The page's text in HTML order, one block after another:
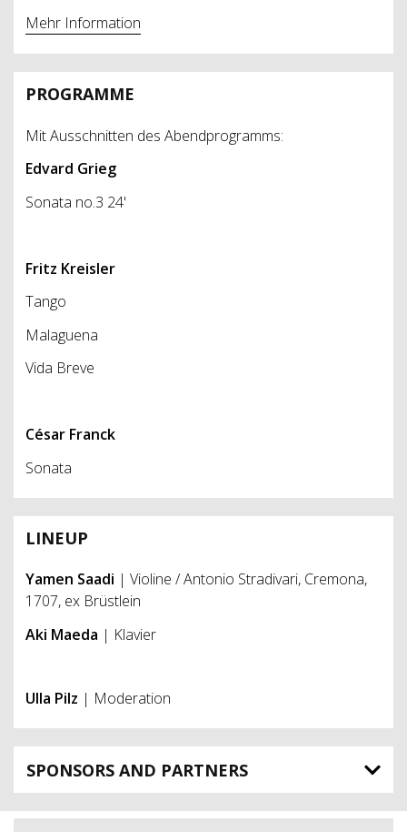
Mehr Information
PROGRAMME
Mit Ausschnitten des Abendprogramms:
Edvard Grieg
Sonata no.3 24'
Fritz Kreisler
Tango
Malaguena
Vida Breve
César Franck
Sonata
LINEUP
Yamen Saadi | Violine / Antonio Stradivari, Cremona,
1707, ex Brüstlein
Aki Maeda | Klavier
Ulla Pilz | Moderation
SPONSORS AND PARTNERS